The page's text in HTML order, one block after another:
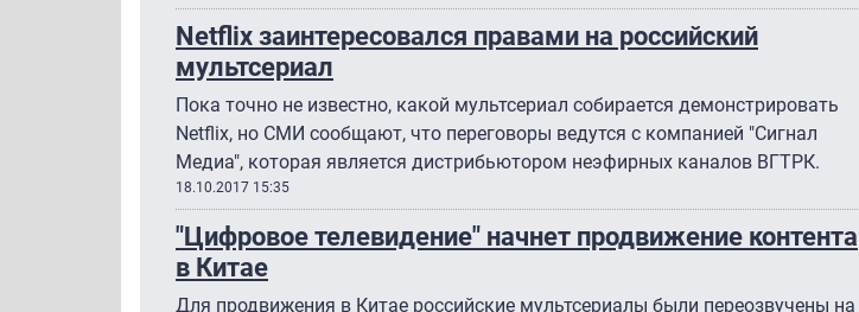
Netflix заинтересовался правами на российский
мультсериал
Пока точно не известно, какой мультсериал собирается демонстрировать
Netflix, но СМИ сообщают, что переговоры ведутся с компанией "Сигнал
Медиа", которая является дистрибьютором неэфирных каналов ВГТРК.
18.10.2017 15:35
"Цифровое телевидение" начнет продвижение контента
в Китае
Для продвижения в Китае российские мультсериалы были переозвучены на